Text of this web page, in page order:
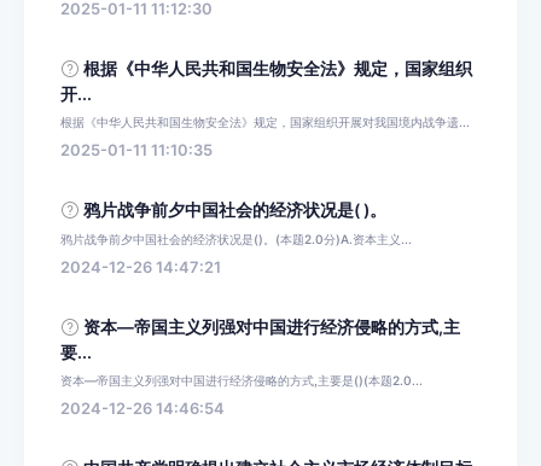
2025-01-11 11:12:30
根据《中华人民共和国生物安全法》规定，国家组织
开...
根据《中华人民共和国生物安全法》规定，国家组织开展对我国境内战争遗...
2025-01-11 11:10:35
鸦片战争前夕中国社会的经济状况是( )。
鸦片战争前夕中国社会的经济状况是()。(本题2.0分)A.资本主义...
2024-12-26 14:47:21
资本—帝国主义列强对中国进行经济侵略的方式,主
要...
资本—帝国主义列强对中国进行经济侵略的方式,主要是()(本题2.0...
2024-12-26 14:46:54